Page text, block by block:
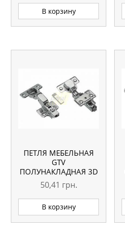
В корзину
ПЕТЛЯ МЕБЕЛЬНАЯ
GTV
ПОЛУНАКЛАДНАЯ 3D
С ДОВОДЧИКОМ ZM-
DCHC08-3DBEO
50,41 грн.
В корзину